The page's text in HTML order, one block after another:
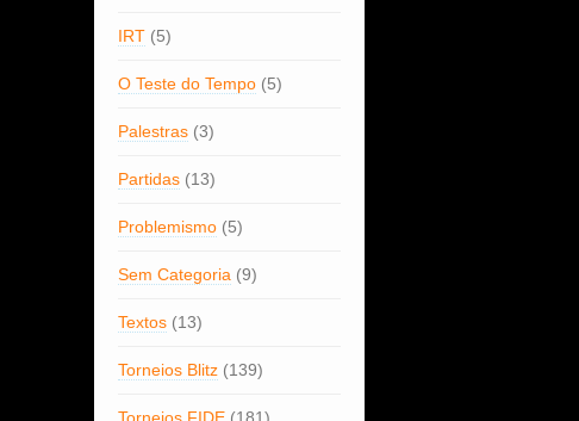
IRT(5)
O Teste do Tempo(5)
Palestras(3)
Partidas(13)
Problemismo(5)
Sem Categoria(9)
Textos(13)
Torneios Blitz(139)